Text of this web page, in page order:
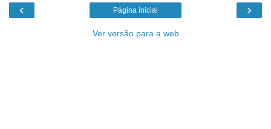
‹ ›
Página inicial
Ver versão para a web